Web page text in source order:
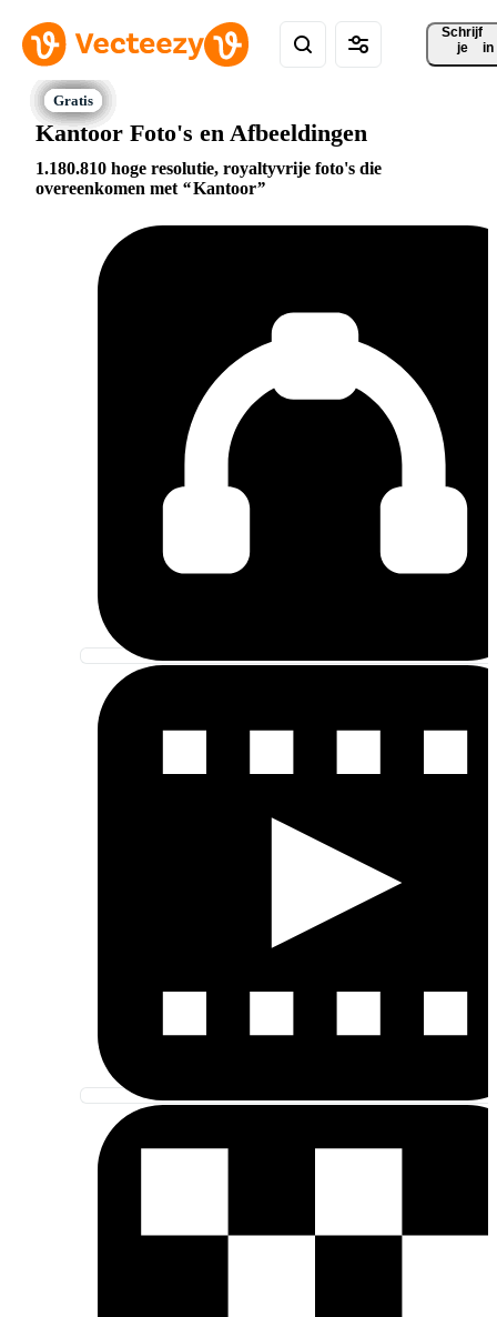
Schrijf
je
in
Kantoor Foto's en Afbeeldingen
1.180.810 hoge resolutie, royaltyvrije foto's die
overeenkomen met
Kantoor